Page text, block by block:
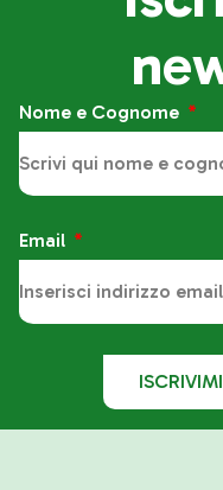
Nome e Cognome
Email